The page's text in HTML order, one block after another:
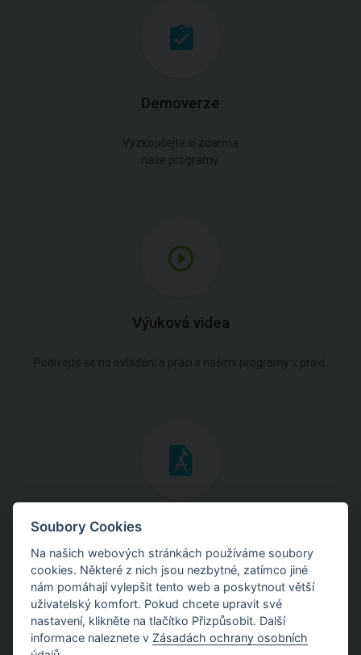
Demoverze
Vyzkoušejte si zdarma
naše programy.
Výuková videa
Podívejte se na ovládání a práci s našimi programy v praxi.
Inženýrské manuály
Stáhněte si manuály s teoretickými i praktickými ukázkami
použití programů.
Soubory Cookies
Na našich webových stránkách používáme soubory
cookies. Některé z nich jsou nezbytné, zatímco jiné
nám pomáhají vylepšit tento web a poskytnout větší
uživatelský komfort. Pokud chcete upravit své
nastavení, klikněte na tlačítko Přizpůsobit. Další
informace naleznete v Zásadách ochrany osobních